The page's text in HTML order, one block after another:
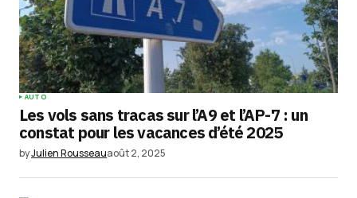
AUTO
Les vols sans tracas sur l’A9 et l’AP-7 : un
constat pour les vacances d’été 2025
byJulien Rousseauaoût 2, 2025